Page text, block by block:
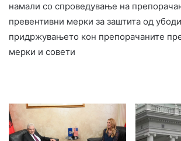
намали со спроведување на
превентивни мерки за заштита од
придржувањето кон препорачаните
мерки и совети